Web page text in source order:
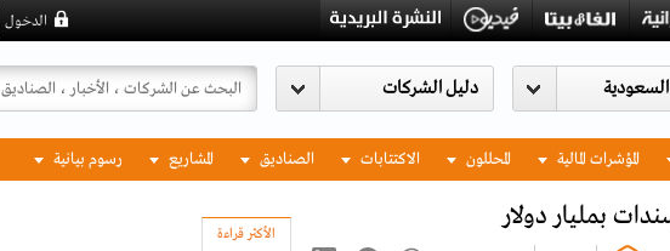
الدخول
السعودية
المؤشرات المالية المحللون الاكتتابات الصناديق المشاريع رسوم بيانية
بمليار دولار
الأكثر قراءة